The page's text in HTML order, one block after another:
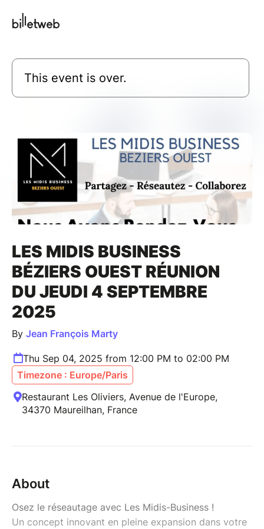
This event is over.
LES MIDIS BUSINESS
BÉZIERS OUEST RÉUNION
DU JEUDI 4 SEPTEMBRE
2025
By Jean François Marty
Thu Sep 04, 2025 from 12:00 PM to 02:00 PM
Timezone : Europe/Paris
Restaurant Les Oliviers, Avenue de l'Europe,
34370 Maureilhan, France
About
Osez le réseautage avec Les Midis-Business !
Un concept innovant en pleine expansion dans votre